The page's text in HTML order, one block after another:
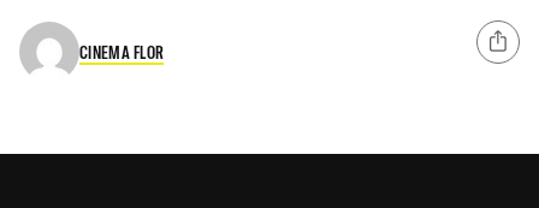
CINEMA FLOR